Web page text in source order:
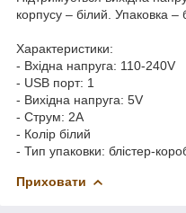
корпусу – білий. Упаковка –
Характеристики:
- Вхідна напруга: 110-240V
- USB порт: 1
- Вихідна напруга: 5V
- Струм: 2A
- Колір білий
- Тип упаковки: блістер-
Приховати